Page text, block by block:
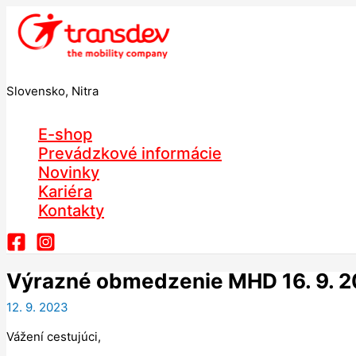
Preskočiť
na
obsah
Slovensko, Nitra
E-shop
Prevádzkové informácie
Novinky
Kariéra
Kontakty
Výrazné obmedzenie MHD 16. 9.
12. 9. 2023
Vážení cestujúci,